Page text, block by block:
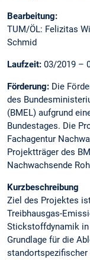
Bearbeitung:
TUM/ÖL: Felizitas
Schmid
Laufzeit: 03/2019 –
Förderung: Die
des
(BMEL) aufgrund
Bundestages. Die
Fachagentur
Projektträger des
Nachwachsende
Kurzbeschreibung
Ziel des Projektes
Treibhausgas-
Stickstoffdynamik
Grundlage für die
standortspezifischer